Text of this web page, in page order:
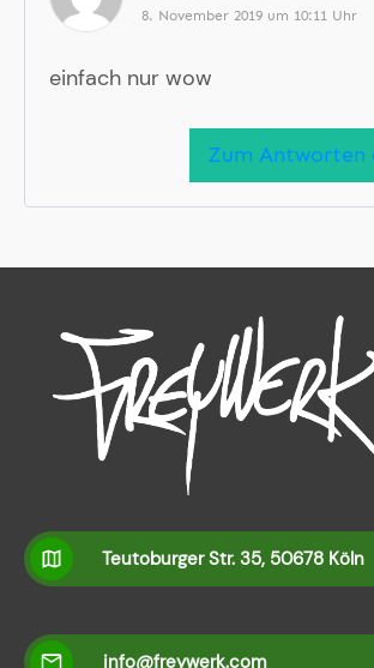
8. November 2019 um 10:11 Uhr
einfach nur wow
Zum Antworten
Teutoburger Str. 35, 50678 Köln
info@freywerk.com